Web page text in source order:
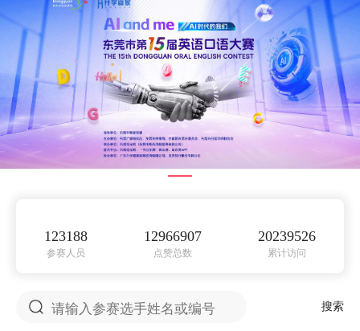
123188
参赛人员
12966907
点赞总数
20239526
累计访问
搜索